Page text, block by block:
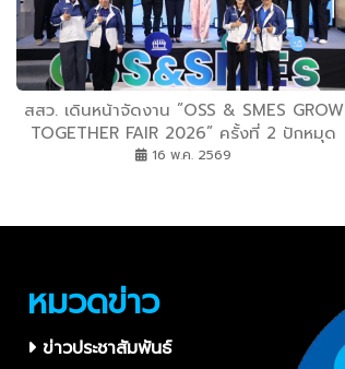
สสว. เดินหน้าจัดงาน ”OSS & SMES GROW
TOGETHER FAIR 2026” ครั้งที่ 2 ปักหมุด
นครสวรรค์ ย้ำความสำเร็จโรดโชว์ระดับภูมิภาค
เศรษฐกิจสะพัด
16 พ.ค. 2569
หมวดข่าว
ข่าวประชาสัมพันธ์